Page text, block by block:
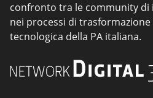
confronto tra le community
nei processi di trasformazione
tecnologica della PA italiana.